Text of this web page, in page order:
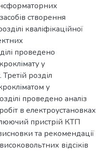
створення
кваліфікаційної
проведено
у
розділ
у
проведено аналіз
в електроустановках
пристрій КТП
та рекомендації
відсіків